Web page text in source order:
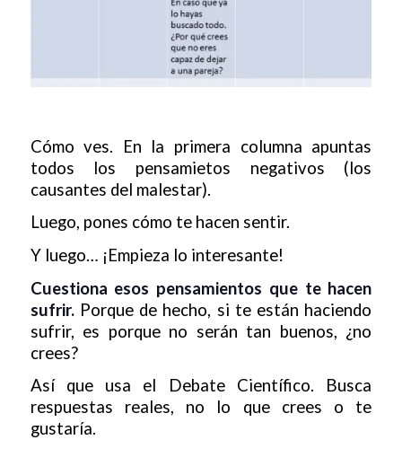
Cómo ves. En la primera columna apuntas
todos los pensamietos negativos (los
causantes del malestar).
Luego, pones cómo te hacen sentir.
Y luego… ¡Empieza lo interesante!
Cuestiona esos pensamientos que te hacen
sufrir.Porque de hecho, si te están haciendo
sufrir, es porque no serán tan buenos, ¿no
crees?
Así que usa el Debate Científico. Busca
respuestas reales, no lo que crees o te
gustaría.